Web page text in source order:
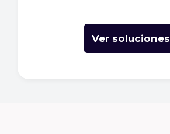
Ver soluciones